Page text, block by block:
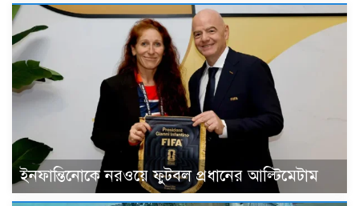
ইনফান্তিনোকে নরওয়ে ফুটবল প্রধানের আল্টিমেটাম